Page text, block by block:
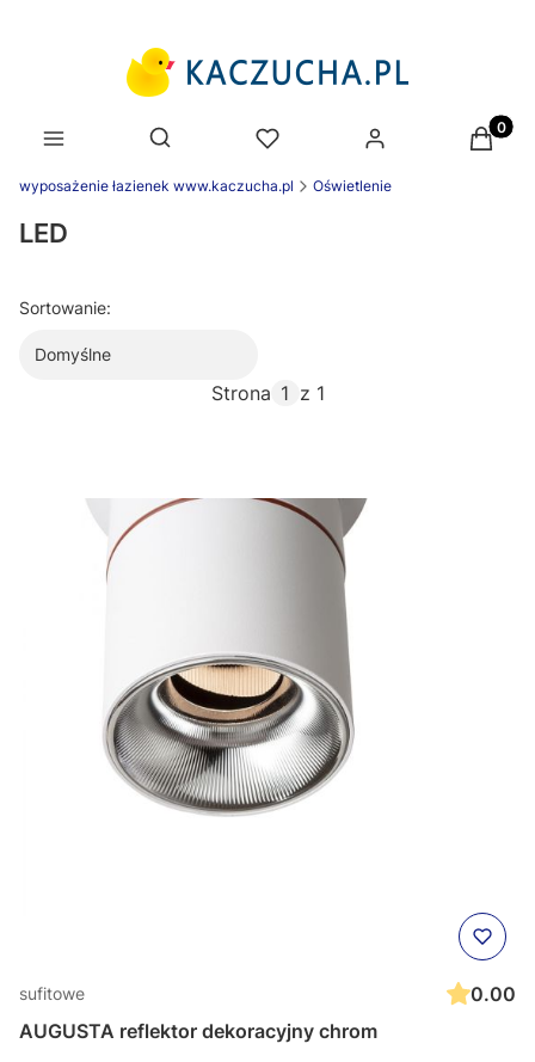
Otwórz wyszukiwarkę
wyposażenie łazienek www.kaczucha.pl Oświetlenie
LED
Sortowanie:
Domyślne
Strona z 1
sufitowe
0.00
AUGUSTA reflektor dekoracyjny chrom